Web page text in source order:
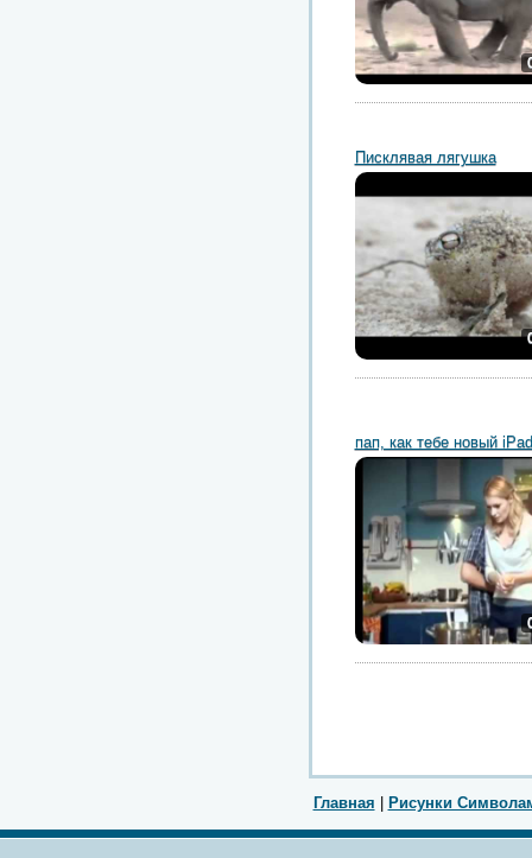
Писклявая лягушка
пап, как тебе новый
Главная Рисунки